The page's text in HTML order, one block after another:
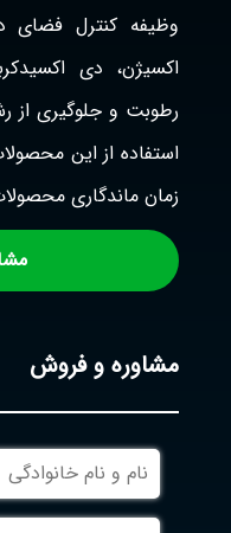
وظیفه کنترل فضای
اکسیژن، دی
رطوبت و جلوگیری از
استفاده از این
زمان ماندگاری
مشاوره و فروش
نام
و
نام